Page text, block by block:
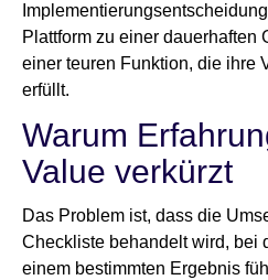
Plattform zu einer dauerhaften
einer teuren Funktion, die ihre
erfüllt.
Warum
Value verkürzt
Das Problem ist, dass die
Checkliste behandelt wird, bei
einem bestimmten Ergebnis